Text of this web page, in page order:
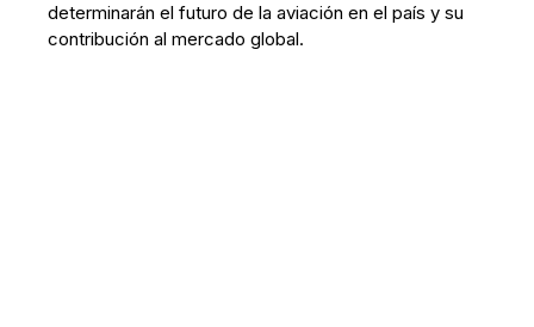
determinarán el futuro de la aviación en el país y su
contribución al mercado global.